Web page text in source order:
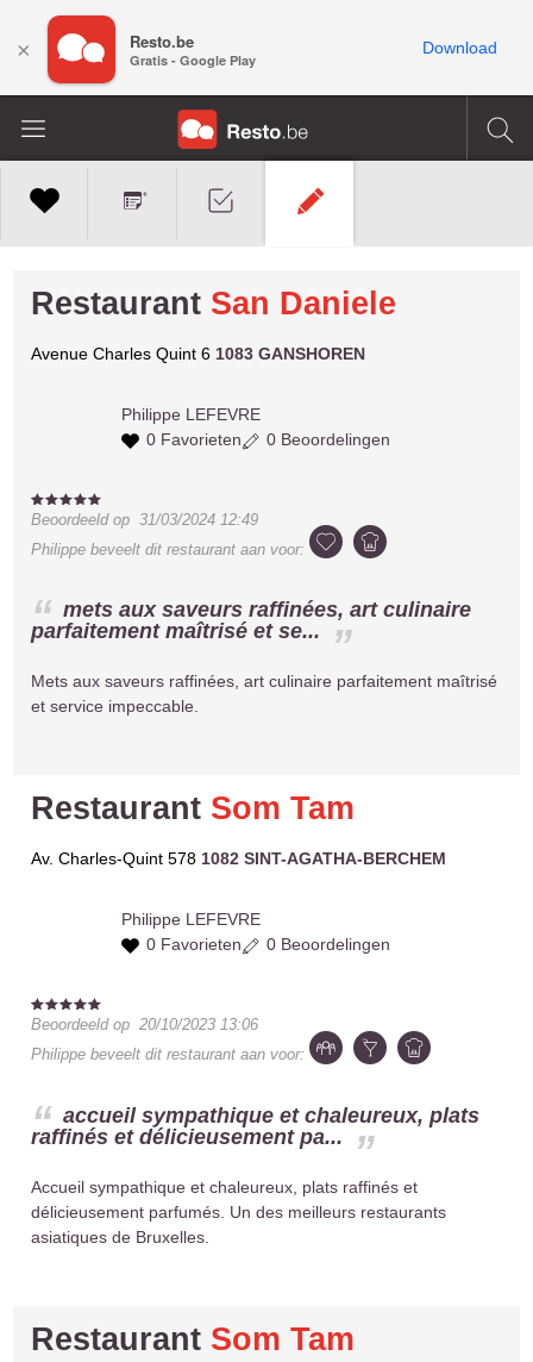
Restaurant San Daniele
Avenue Charles Quint 6 1083 GANSHOREN
Philippe LEFEVRE
0 Favorieten
0 Beoordelingen
Beoordeeld op31/03/2024 12:49
Philippe beveelt dit restaurant aan voor:
mets aux saveurs raffinées, art culinaire
parfaitement maîtrisé et se...
Mets aux saveurs raffinées, art culinaire parfaitement maîtrisé
et service impeccable.
Restaurant Som Tam
Av. Charles-Quint 5781082 SINT-AGATHA-BERCHEM
Philippe LEFEVRE
0 Favorieten
0 Beoordelingen
Beoordeeld op20/10/2023 13:06
Philippe beveelt dit restaurant aan voor:
accueil sympathique et chaleureux, plats
raffinés et délicieusement pa...
Accueil sympathique et chaleureux, plats raffinés et
délicieusement parfumés. Un des meilleurs restaurants
asiatiques de Bruxelles.
Restaurant Som Tam
× Resto.be
Gratis - Google Play
Download